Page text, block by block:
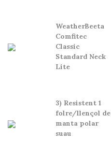
WeatherBeeta
Comfitec
Classic
Standard Neck
Lite
3) Resistent 1
folre/llençol de
manta polar
suau